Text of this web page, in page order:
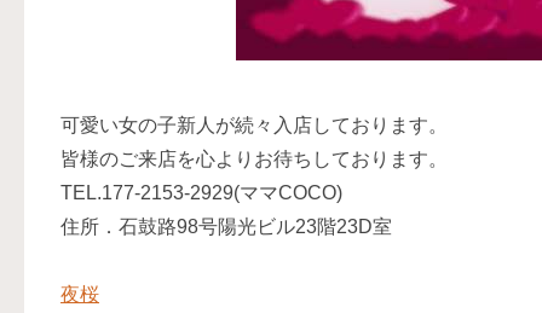
可愛い女の子新人が続々入店しております。
皆様のご来店を心よりお待ちしております。
TEL.177-2153-2929(ママCOCO)
住所．石鼓路98号陽光ビル23階23D室
夜桜